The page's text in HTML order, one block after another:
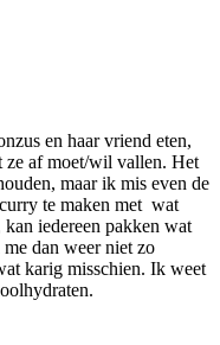
en haar vriend eten,
ze af moet/wil vallen. Het
maar ik mis even de
te maken met wat
iedereen pakken wat
dan weer niet zo
karig misschien. Ik weet